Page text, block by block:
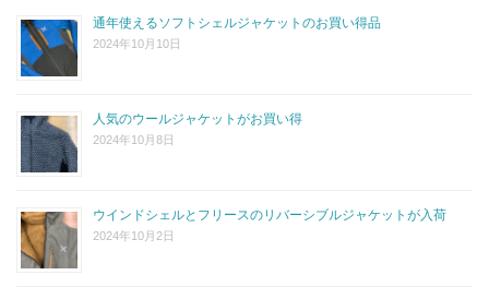
通年使えるソフトシェルジャケットのお買い得品
2024年10月10日
人気のウールジャケットがお買い得
2024年10月8日
ウインドシェルとフリースのリバーシブルジャケットが入荷
2024年10月2日